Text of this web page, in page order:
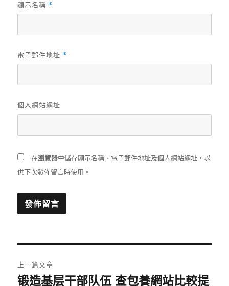
顯示名稱 *
電子郵件地址 *
個人網站網址
在瀏覽器中儲存顯示名稱、電子郵件地址及個人網站網址，以
供下次發佈留言時使用。
章
上一篇文章
上
锻造基层干部队伍 查包養網站比較提